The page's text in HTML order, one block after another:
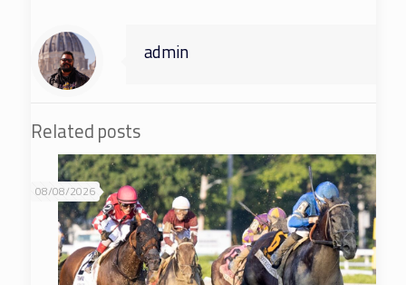
admin
Related posts
08/08/2026